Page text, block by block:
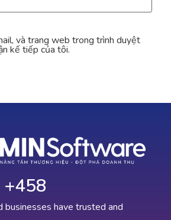
và trang web trong trình duyệt
kế tiếp của tôi.
businesses have trusted and
565